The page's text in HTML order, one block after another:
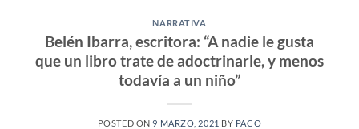
NARRATIVA
Belén Ibarra, escritora: “A nadie le gusta
que un libro trate de adoctrinarle, y menos
todavía a un niño”
POSTED ON9 MARZO, 2021 BY PACO